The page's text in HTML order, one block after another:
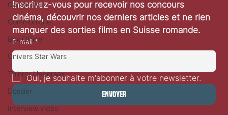
Carnet noir
Communiqué
Box Office
Univers Star Wars
Thierry Uebersax
Dossier
Interview vidéo
Inscrivez-vous pour recevoir nos concours
cinéma, découvrir nos derniers articles et ne rien
manquer des sorties films en Suisse romande.
E-mail *
Oui, je souhaite m'abonner à votre newsletter.
Envoyer